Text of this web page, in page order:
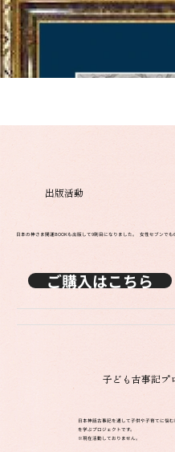
出版活動
日本の神さま開運BOOKも出版して9刷目になりました。 女性セブンで
ご購入はこちら
子ども古事記プ
日本神話古事記を通して子供や子育てに悩
を学ぶプロジェクトです。
​※現在活動しておりません。